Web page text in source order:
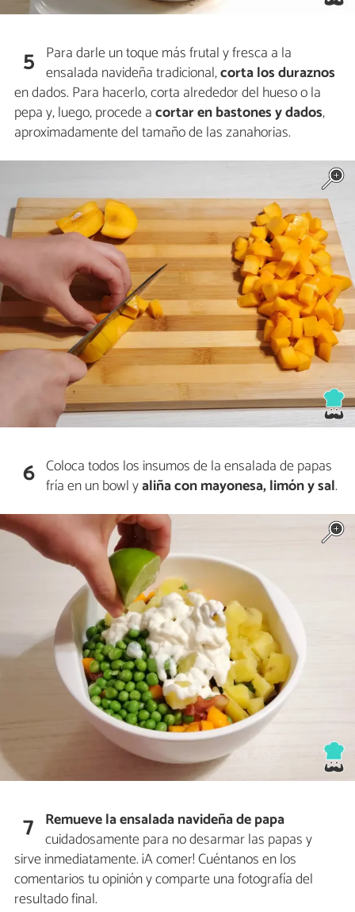
5 Para darle un toque más frutal y fresca a la
ensalada navideña tradicional,corta los duraznos
en dados. Para hacerlo, corta alrededor del hueso o la
pepa y, luego, procede acortar en bastones y dados,
aproximadamente del tamaño de las zanahorias.
6 Coloca todos los insumos de la ensalada de papas
fría en un bowl yaliña con mayonesa, limón y sal.
7 Remueve la ensalada navideña de papa
cuidadosamente para no desarmar las papas y
sirve inmediatamente. ¡A comer! Cuéntanos en los
comentarios tu opinión y comparte una fotografía del
resultado final.